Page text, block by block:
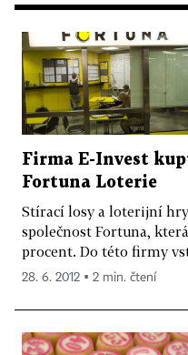
Firma E-Invest
Fortuna Loterie
Stírací losy a loterijní
společnost Fortuna,
procent. Do této firmy
28. 6. 2012 ▪ 2 min. čtení